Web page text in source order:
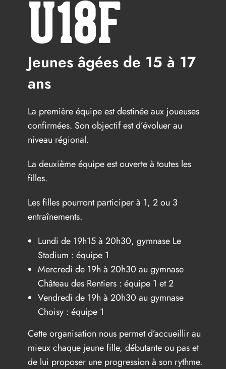
U18F
Jeunes âgées de 15 à 17
ans
La première équipe est destinée aux joueuses
confirmées. Son objectif est d’évoluer au
niveau régional.
La deuxième équipe est ouverte à toutes les
filles.
Les filles pourront participer à 1, 2 ou 3
entraînements.
Lundi de 19h15 à 20h30, gymnase Le
Stadium : équipe 1
Mercredi de 19h à 20h30 au gymnase
Château des Rentiers : équipe 1 et 2
Vendredi de 19h à 20h30 au gymnase
Choisy : équipe 1
Cette organisation nous permet d’accueillir au
mieux chaque jeune fille, débutante ou pas et
de lui proposer une progression à son rythme.